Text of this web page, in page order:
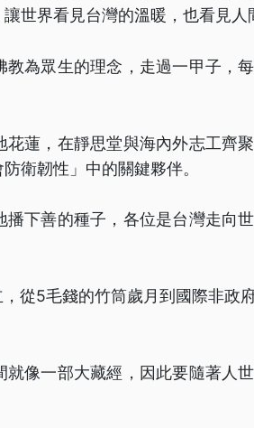
世界看見台灣的溫暖，也看見人
為眾生的理念，走過一甲子，
蓮，在靜思堂與海內外志工齊
衛韌性」中的關鍵夥伴。
下善的種子，各位是台灣走向
從5毛錢的竹筒歲月到國際非政
像一部大藏經，因此要隨著人